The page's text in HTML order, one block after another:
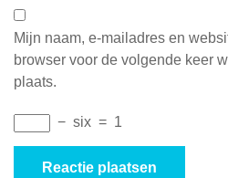
Mijn naam, e-mailadres en
browser voor de volgende keer
plaats.
− six = 1